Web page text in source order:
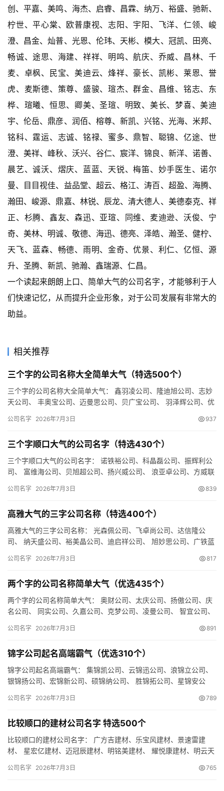
创、平嘉、美鸣、海杰、启睿、昌霖、纳万、裕盛、驰新、
柠世、平心棠、欧普康视、志阳、宇阳、飞洋、仁领、峻
澄、昌金、灿普、光恩、伦玮、天彬、模大、冠凯、田亮、
畅诚、途思、海建、祥祥、明鸣、航庆、乔威、昌林、千
麦、卓枫、民宝、美迪云、烽祥、豪长、凯彬、莱恩、誉
虎、麦斯德、策尊、盛骏、瑄杰、群金、昌维、铭志、东
桦、瑄曦、恒思、卿美、圣瑄、明致、美长、梦喜、美迪
宇、伦岳、鼎彦、润佰、榕尊、新凯、兴铭、光海、米邦、
铭科、霆运、志诚、铭禄、蜜多、鼎智、聪锦、亿途、世
澄、美祥、峰秋、沃兴、谷仁、宸洋、锦良、新洋、诺善、
晨艺、诚沃、熠庆、蓝蓝、天锐、梅笛、妙手医生、诺尔
曼、目目视佳、益品堂、超云、格江、涛百、超盈、海腾、
瀚田、峻源、鼎嘉、林锐、辰龙、清大德人、美德泰克、祥
正、杉腾、鑫友、森迅、亚瑄、同维、麦迪逊、沃俊、宁
奇、美林、明诚、敬德、海迅、德亮、泽皓、瀚圣、健柠、
天飞、蓝森、畅德、雨明、金奇、优景、利仁、亿恒、源
升、圣腾、新凯、驰瀚、鑫瑞源、仁昌。
一个读起来朗朗上口、简单大气的公司名字，才能够利于人
们快速记忆，从而提升企业形象，对于公司发展有非常大的
助益。
相关推荐
三个字的公司名称大全简单大气（特选500个）
三个字的公司名称大全简单大气： 鑫羽凌公司、隆迪旭公司、志妙
天公司、 丰奥宝公司、迈曼思公司、贝广宝公司、 羽泽辉公司、优
公司名字 2026年7月3日 937
三个字顺口大气的公司名字（特选430个）
三个字顺口大气的公司名字： 诺铁裕公司、科晶磊公司、振辉利公
司、 富维海公司、贝旭超公司、扬兴威公司、 浪亚卓公司、方威联
公司名字 2026年7月3日 839
高雅大气的三字公司名称（特选400个）
高雅大气的三字公司名称： 光森佩公司、飞卓尚公司、达信隆公
司、 纳天盛公司、裕美晶公司、迪启祥公司、 旭妙思公司、广铁蓝
公司名字 2026年7月3日 817
两个字的公司名称简单大气（优选435个）
两个字的公司名称简单大气： 奥财公司、太庆公司、扬傲公司、庆
名公司、 同实公司、久嘉公司、克梦公司、凌曼公司、 智宜公司、
公司名字 2026年7月3日 891
锦字公司起名高端霸气（优选310个）
锦字公司起名高端霸气： 集锦凯公司、云锦迅公司、浪锦立公司、
银锦扬公司、宏锦新公司、硕锦纳公司、 胜锦拓公司、星锦安公
公司名字 2026年7月3日 789
比较顺口的建材公司名字 特选500个
比较顺口的建材公司名字： 广方吉建材、乐宝风建材、景速雷建
材、 星宏亿建材、迈冠辰建材、明铭美建材、 耀悦康建材、明云天
公司名字 2026年7月3日 765